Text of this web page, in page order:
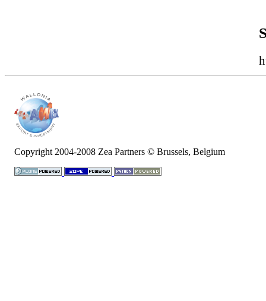
Copyright 2004-2008 Zea Partners © Brussels, Belgium